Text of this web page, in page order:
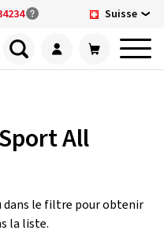
Suisse
All
dans le filtre pour obtenir
la liste.